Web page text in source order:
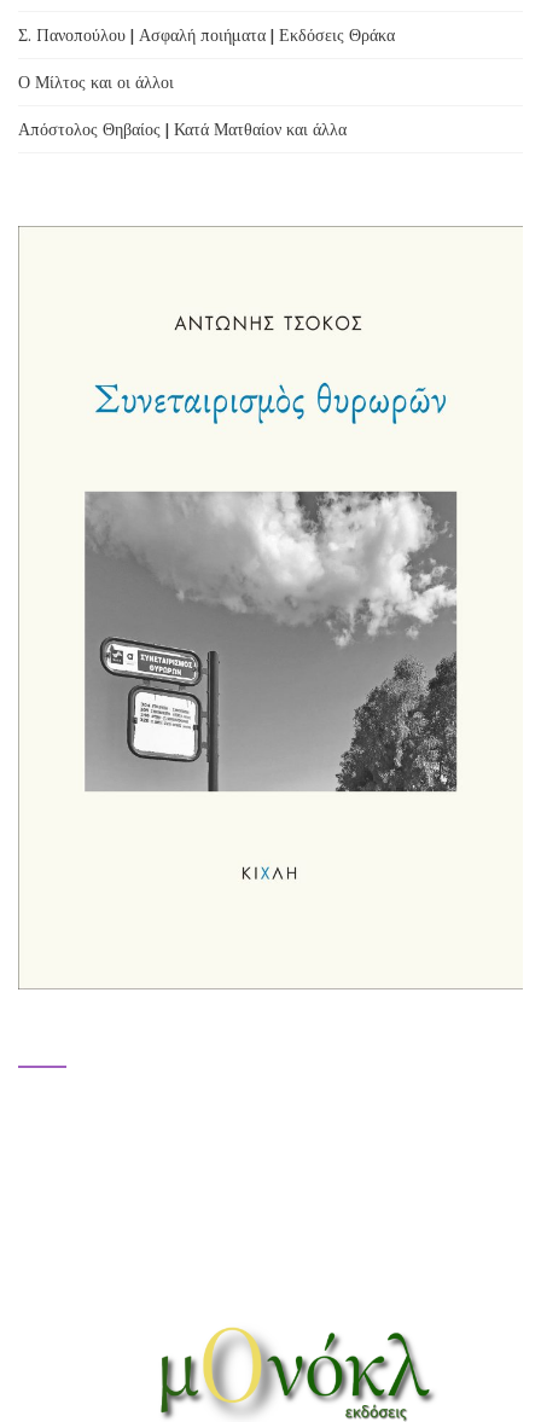
Σ. Πανοπούλου | Ασφαλή ποιήματα | Εκδόσεις Θράκα
Ο Μίλτος και οι άλλοι
Απόστολος Θηβαίος | Κατά Ματθαίον και άλλα